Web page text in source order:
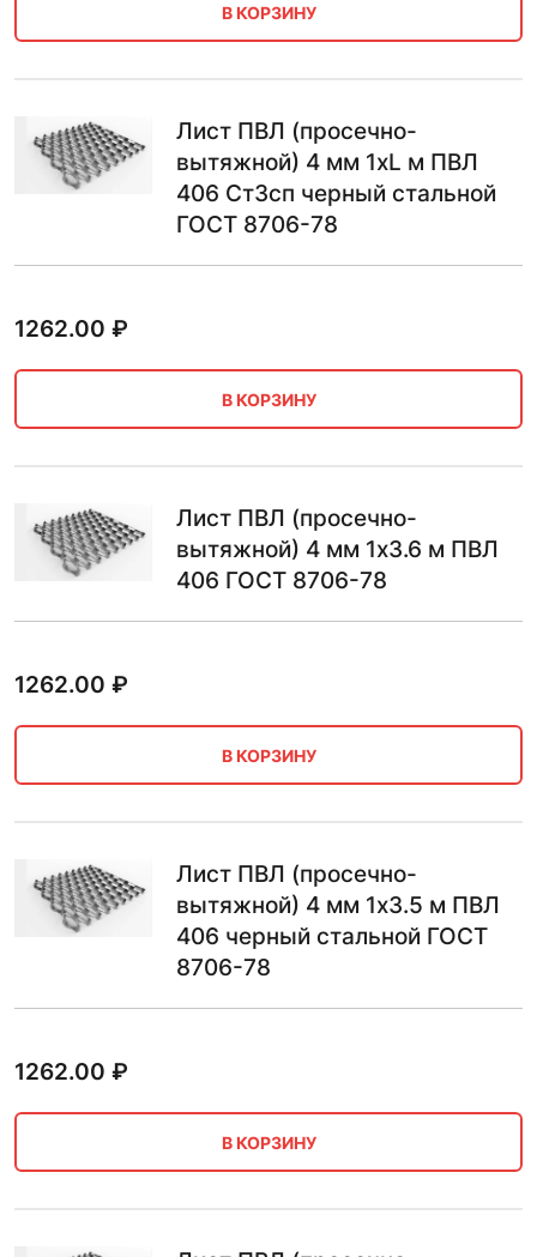
В КОРЗИНУ
Лист ПВЛ (просечно-
вытяжной) 4 мм 1хL м ПВЛ
406 Ст3сп черный стальной
ГОСТ 8706-78
1262.00 ₽
В КОРЗИНУ
Лист ПВЛ (просечно-
вытяжной) 4 мм 1х3.6 м ПВЛ
406 ГОСТ 8706-78
1262.00 ₽
В КОРЗИНУ
Лист ПВЛ (просечно-
вытяжной) 4 мм 1х3.5 м ПВЛ
406 черный стальной ГОСТ
8706-78
1262.00 ₽
В КОРЗИНУ